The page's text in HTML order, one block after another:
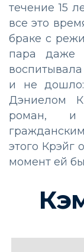
течение 15
все это
браке с
пара даже
и не
Дэниелом
роман, и
этого Крэйг
момент ей